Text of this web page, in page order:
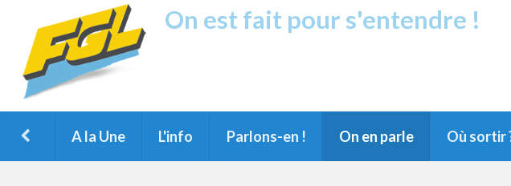
On est fait pour s'entendre !
A la Une L'info Parlons-en ! On en parle Où sortir